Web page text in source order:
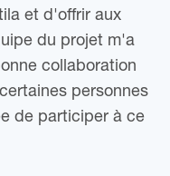
et d'offrir aux
du projet m'a
collaboration
personnes
de participer à ce